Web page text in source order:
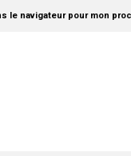
le navigateur pour mon